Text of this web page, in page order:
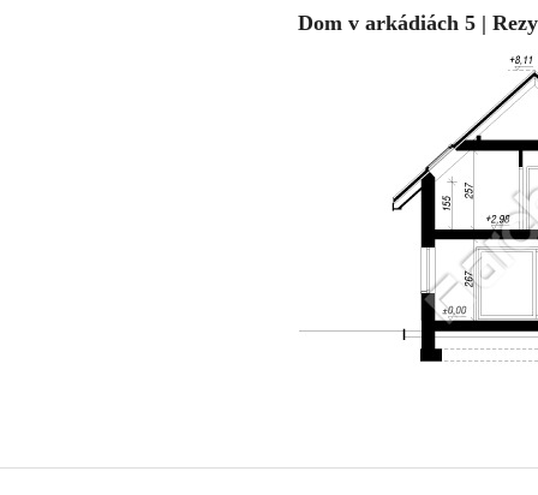
Dom v arkádiách 5 | Rezy